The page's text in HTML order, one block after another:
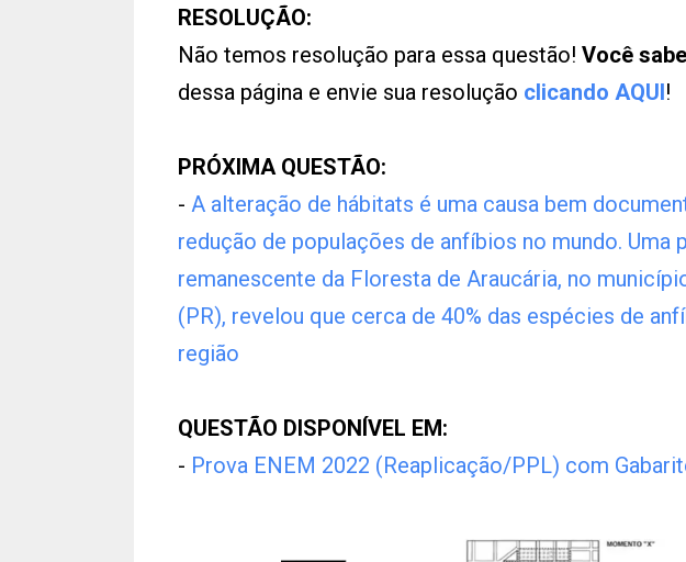
RESOLUÇÃO:
Não temos resolução para essa questão! Você
dessa página e envie sua resolução clicando AQUI!
PRÓXIMA QUESTÃO:
- A alteração de hábitats é uma causa bem
redução de populações de anfíbios no mundo. Uma
remanescente da Floresta de Araucária, no
(PR), revelou que cerca de 40% das espécies de
região
QUESTÃO DISPONÍVEL EM:
- Prova ENEM 2022 (Reaplicação/PPL) com